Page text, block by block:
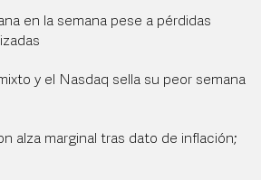
en la semana pese a pérdidas
y el Nasdaq sella su peor semana
alza marginal tras dato de inflación;